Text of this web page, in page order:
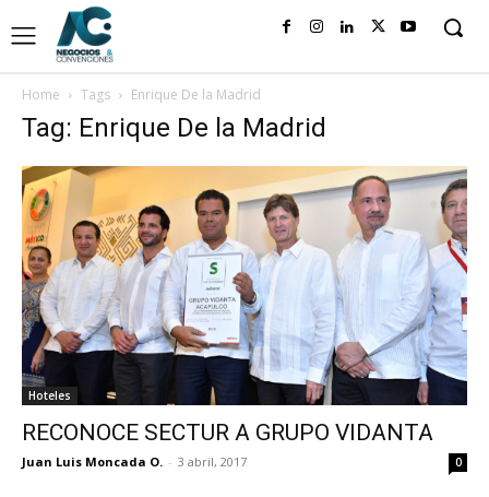
Home Tags Enrique De la Madrid
Tag: Enrique De la Madrid
Hoteles
RECONOCE SECTUR A GRUPO VIDANTA
Juan Luis Moncada O. - 3 abril, 2017 0